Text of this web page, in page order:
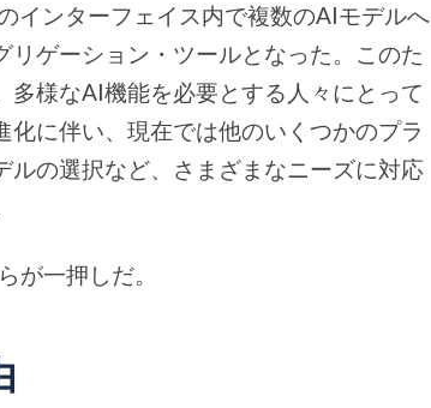
インターフェイス内で複数のAIモデルへ
ゲーション・ツールとなった。このた
様なAI機能を必要とする人々にとって
に伴い、現在では他のいくつかのプラ
ルの選択など、さまざまなニーズに対応
が一押しだ。